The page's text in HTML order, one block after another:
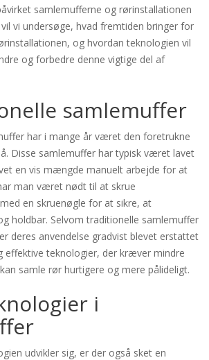
samlemufferne og rørinstallationen
vi undersøge, hvad fremtiden bringer for
og hvordan teknologien vil
og forbedre denne vigtige del af
samlemuffer
har i mange år været den foretrukne
Disse samlemuffer har typisk været lavet
en vis mængde manuelt arbejde for at
man været nødt til at skrue
en skruenøgle for at sikre, at
holdbar. Selvom traditionelle samlemuffer
deres anvendelse gradvist blevet erstattet
effektive teknologier, der kræver mindre
samle rør hurtigere og mere pålideligt.
i
udvikler sig, er der også sket en